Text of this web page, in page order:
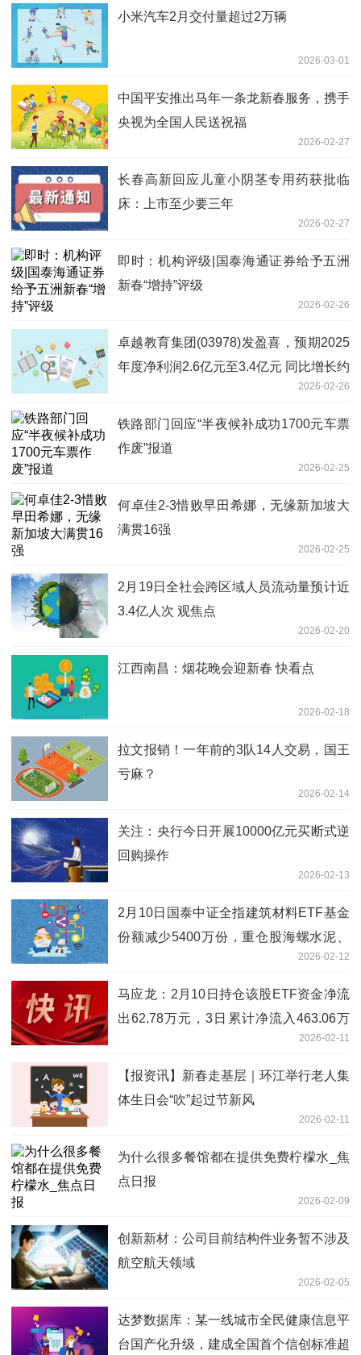
小米汽车2月交付量超过2万辆
2026-03-01
中国平安推出马年一条龙新春服务，携手
央视为全国人民送祝福
2026-02-27
长春高新回应儿童小阴茎专用药获批临
床：上市至少要三年
2026-02-27
即时：机构评级|国泰海通证券给予五洲
新春“增持”评级
2026-02-26
卓越教育集团(03978)发盈喜，预期2025
年度净利润2.6亿元至3.4亿元 同比增长约
2026-02-26
铁路部门回应“半夜候补成功1700元车票
作废”报道
2026-02-25
何卓佳2-3惜败早田希娜，无缘新加坡大
满贯16强
2026-02-25
2月19日全社会跨区域人员流动量预计近
3.4亿人次 观焦点
2026-02-20
江西南昌：烟花晚会迎新春 快看点
2026-02-18
拉文报销！一年前的3队14人交易，国王
亏麻？
2026-02-14
关注：央行今日开展10000亿元买断式逆
回购操作
2026-02-13
2月10日国泰中证全指建筑材料ETF基金
份额减少5400万份，重仓股海螺水泥、
2026-02-12
马应龙：2月10日持仓该股ETF资金净流
出62.78万元，3日累计净流入463.06万
2026-02-11
【报资讯】新春走基层｜环江举行老人集
体生日会“吹”起过节新风
2026-02-11
为什么很多餐馆都在提供免费柠檬水_焦
点日报
2026-02-09
创新新材：公司目前结构件业务暂不涉及
航空航天领域
2026-02-05
达梦数据库：某一线城市全民健康信息平
台国产化升级，建成全国首个信创标准超